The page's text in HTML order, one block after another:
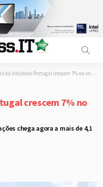
Vodafone Portugal crescem 7% no ano fiscal de 2021-2022
crescem 7% no
chega agora a mais de 4,1